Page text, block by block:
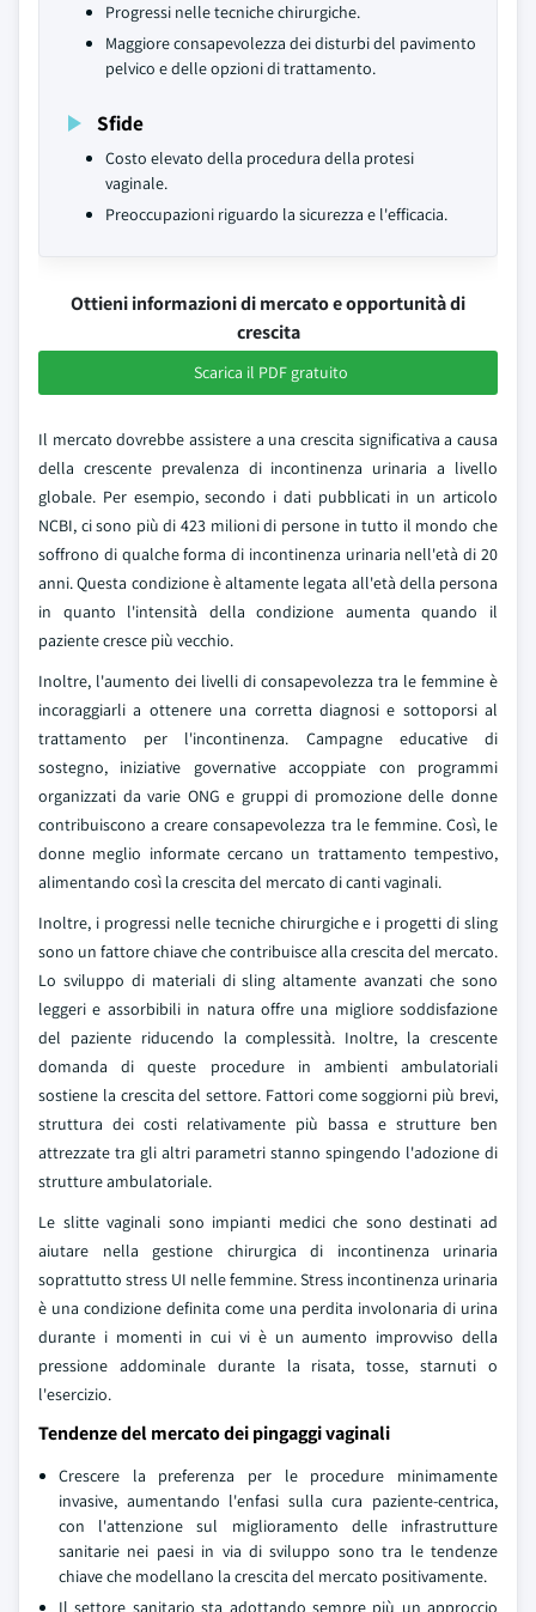
Progressi nelle tecniche chirurgiche.
Maggiore consapevolezza dei disturbi del pavimento
pelvico e delle opzioni di trattamento.
Sfide
Costo elevato della procedura della protesi
vaginale.
Preoccupazioni riguardo la sicurezza e l'efficacia.
Ottieni informazioni di mercato e opportunità di
crescita
Scarica il PDF gratuito
Il mercato dovrebbe assistere a una crescita significativa a causa
della crescente prevalenza di incontinenza urinaria a livello
globale. Per esempio, secondo i dati pubblicati in un articolo
NCBI, ci sono più di 423 milioni di persone in tutto il mondo che
soffrono di qualche forma di incontinenza urinaria nell'età di 20
anni. Questa condizione è altamente legata all'età della persona
in quanto l'intensità della condizione aumenta quando il
paziente cresce più vecchio.
Inoltre, l'aumento dei livelli di consapevolezza tra le femmine è
incoraggiarli a ottenere una corretta diagnosi e sottoporsi al
trattamento per l'incontinenza. Campagne educative di
sostegno, iniziative governative accoppiate con programmi
organizzati da varie ONG e gruppi di promozione delle donne
contribuiscono a creare consapevolezza tra le femmine. Così, le
donne meglio informate cercano un trattamento tempestivo,
alimentando così la crescita del mercato di canti vaginali.
Inoltre, i progressi nelle tecniche chirurgiche e i progetti di sling
sono un fattore chiave che contribuisce alla crescita del mercato.
Lo sviluppo di materiali di sling altamente avanzati che sono
leggeri e assorbibili in natura offre una migliore soddisfazione
del paziente riducendo la complessità. Inoltre, la crescente
domanda di queste procedure in ambienti ambulatoriali
sostiene la crescita del settore. Fattori come soggiorni più brevi,
struttura dei costi relativamente più bassa e strutture ben
attrezzate tra gli altri parametri stanno spingendo l'adozione di
strutture ambulatoriale.
Le slitte vaginali sono impianti medici che sono destinati ad
aiutare nella gestione chirurgica di incontinenza urinaria
soprattutto stress UI nelle femmine. Stress incontinenza urinaria
è una condizione definita come una perdita involonaria di urina
durante i momenti in cui vi è un aumento improvviso della
pressione addominale durante la risata, tosse, starnuti o
l'esercizio.
Tendenze del mercato dei pingaggi vaginali
Crescere la preferenza per le procedure minimamente
invasive, aumentando l'enfasi sulla cura paziente-centrica,
con l'attenzione sul miglioramento delle infrastrutture
sanitarie nei paesi in via di sviluppo sono tra le tendenze
chiave che modellano la crescita del mercato positivamente.
Il settore sanitario sta adottando sempre più un approccio